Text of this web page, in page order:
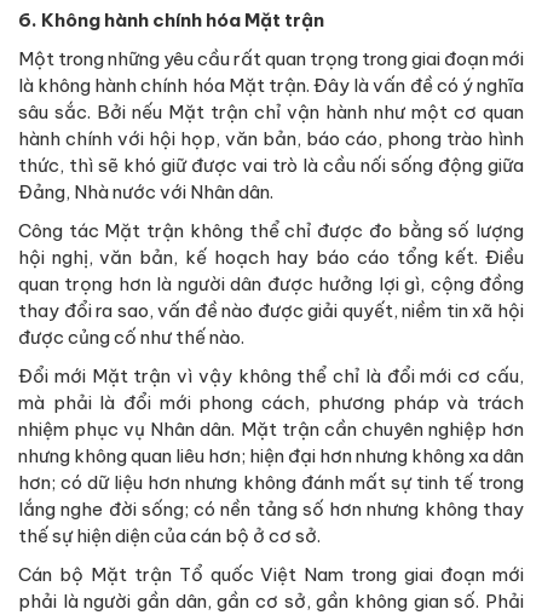
6. Không hành chính hóa Mặt trận
Một trong những yêu cầu rất quan trọng trong giai đoạn mới
là không hành chính hóa Mặt trận. Đây là vấn đề có ý nghĩa
sâu sắc. Bởi nếu Mặt trận chỉ vận hành như một cơ quan
hành chính với hội họp, văn bản, báo cáo, phong trào hình
thức, thì sẽ khó giữ được vai trò là cầu nối sống động giữa
Đảng, Nhà nước với Nhân dân.
Công tác Mặt trận không thể chỉ được đo bằng số lượng
hội nghị, văn bản, kế hoạch hay báo cáo tổng kết. Điều
quan trọng hơn là người dân được hưởng lợi gì, cộng đồng
thay đổi ra sao, vấn đề nào được giải quyết, niềm tin xã hội
được củng cố như thế nào.
Đổi mới Mặt trận vì vậy không thể chỉ là đổi mới cơ cấu,
mà phải là đổi mới phong cách, phương pháp và trách
nhiệm phục vụ Nhân dân. Mặt trận cần chuyên nghiệp hơn
nhưng không quan liêu hơn; hiện đại hơn nhưng không xa dân
hơn; có dữ liệu hơn nhưng không đánh mất sự tinh tế trong
lắng nghe đời sống; có nền tảng số hơn nhưng không thay
thế sự hiện diện của cán bộ ở cơ sở.
Cán bộ Mặt trận Tổ quốc Việt Nam trong giai đoạn mới
phải là người gần dân, gần cơ sở, gần không gian số. Phải